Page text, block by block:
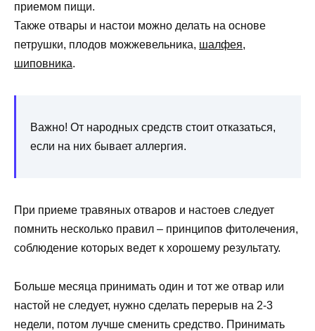
приемом пищи.
Также отвары и настои можно делать на основе
петрушки, плодов можжевельника, шалфея,
шиповника.
Важно! От народных средств стоит отказаться,
если на них бывает аллергия.
При приеме травяных отваров и настоев следует
помнить несколько правил – принципов фитолечения,
соблюдение которых ведет к хорошему результату.
Больше месяца принимать один и тот же отвар или
настой не следует, нужно сделать перерыв на 2-3
недели, потом лучше сменить средство. Принимать